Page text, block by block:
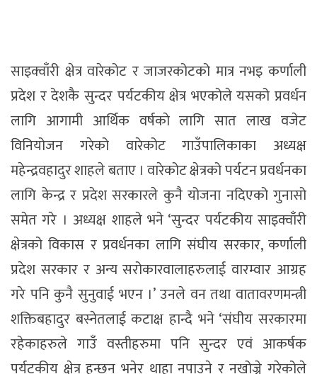
साइक्वाँरी क्षेत्र वारेकोट र जाजरकोटको मात्र नभइ कर्णाली
प्रदेश र देशकै सुन्दर पर्यटकीय क्षेत्र भएकोले यसको प्रवर्धन
लागि आगामी आर्थिक वर्षकाे लागि सात लाख वजेट
विनियोजन गरेको वारेकोट गाउँपालिकाका अध्यक्ष
महेन्द्रवहादुर शाहले बताए । वारेकोट क्षेत्रको पर्यटन प्रवर्धनका
लागि केन्द्र र प्रदेश सरकारले कुनै योजना नदिएको गुनासो
समेत गरे । अध्यक्ष शाहले भने ‘सुन्दर पर्यटकीय साइक्वाँरी
क्षेत्रको विकास र प्रवर्धनका लागि संघीय सरकार, कर्णाली
प्रदेश सरकार र अन्य सरोकारवालाहरुलाई वारम्वार आग्रह
गरे पनि कुनै सुनुवाई भएन ।’ उनले वन तथा वातावरणमन्त्री
शक्तिबहादुर बस्नेतलाई कटाक्ष हान्दै भने ‘संघीय सरकारमा
रहेकाहरुले गाउँ वस्तीहरुमा पनि सुन्दर एवं आकर्षक